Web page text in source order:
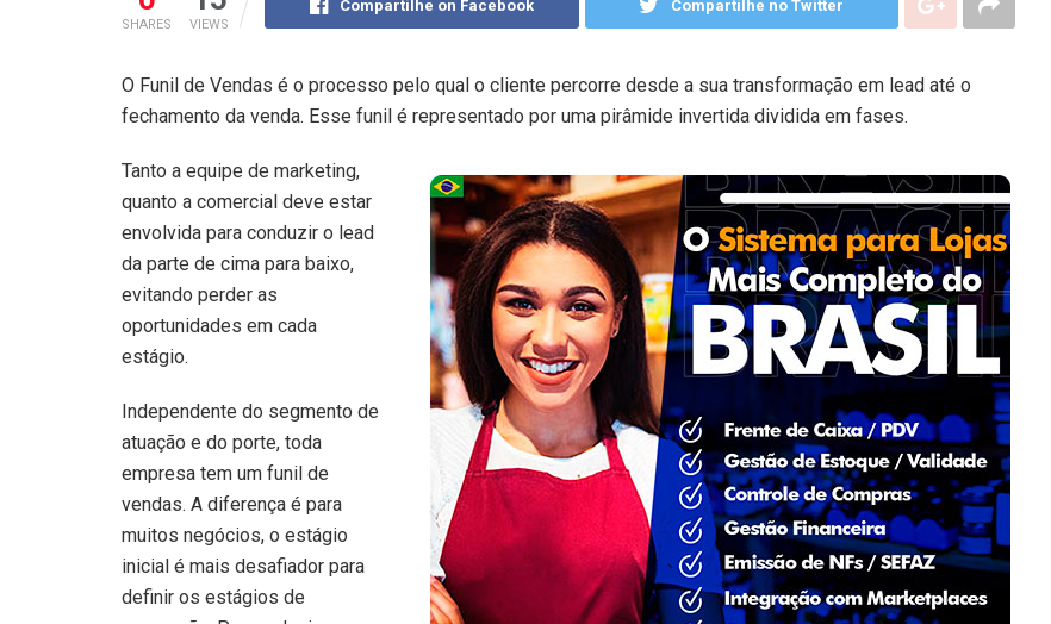
SHARES VIEWS
Compartilhe on Facebook Compartilhe no Twitter
O Funil de Vendas é o processo pelo qual o cliente percorre desde a sua transformação em lead até o
fechamento da venda. Esse funil é representado por uma pirâmide invertida dividida em fases.
Tanto a equipe de marketing,
quanto a comercial deve estar
envolvida para conduzir o lead
da parte de cima para baixo,
evitando perder as
oportunidades em cada
estágio.
Independente do segmento de
atuação e do porte, toda
empresa tem um funil de
vendas. A diferença é para
muitos negócios, o estágio
inicial é mais desafiador para
definir os estágios de